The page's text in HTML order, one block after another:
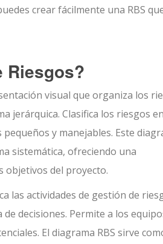
crear fácilmente una RBS
Riesgos?
visual que organiza los
jerárquica. Clasifica los riesgos en
y manejables. Este
sistemática, ofreciendo una
objetivos del proyecto.
las actividades de gestión de
decisiones. Permite a los
El diagrama RBS sirve